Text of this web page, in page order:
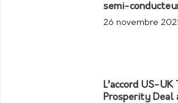
semi-
26 novembre
L’accord US-
Prosperity